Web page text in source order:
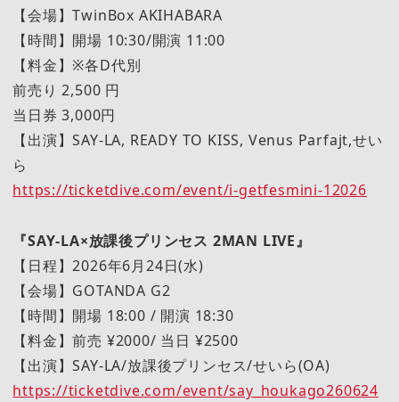
【会場】TwinBox AKIHABARA
【時間】開場 10:30/開演 11:00
【料金】※各D代別
前売り 2,500 円
当日券 3,000円
【出演】SAY-LA, READY TO KISS, Venus Parfajt,せい
ら
https://ticketdive.com/event/i-getfesmini-12026
『SAY-LA×放課後プリンセス 2MAN LIVE』
【日程】2026年6月24日(水)
【会場】GOTANDA G2
【時間】開場 18:00 / 開演 18:30
【料金】前売 ¥2000/ 当日 ¥2500
【出演】SAY-LA/放課後プリンセス/せいら(OA)
https://ticketdive.com/event/say_houkago260624